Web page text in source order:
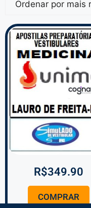
R$349.90
COMPRAR